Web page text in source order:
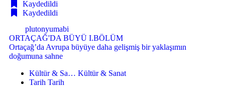
Kaydedildi
Kaydedildi
plutonyumabi
ORTAÇAĞ'DA BÜYÜ I.BÖLÜM
Ortaçağ’da Avrupa büyüye daha gelişmiş bir yaklaşımın
doğumuna sahne
Kültür & Sa… Kültür & Sanat
Tarih Tarih